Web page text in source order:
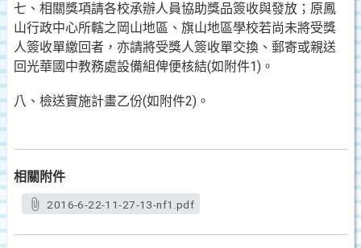
七、相關獎項請各校承辦人員協助獎品簽收與發放；原鳳
山行政中心所轄之岡山地區、旗山地區學校若尚未將受獎
人簽收單繳回者，亦請將受獎人簽收單交換、郵寄或親送
回光華國中教務處設備組俾便核結(如附件1)。
八、檢送實施計畫乙份(如附件2)。
相關附件
2016-6-22-11-27-13-nf1.pdf